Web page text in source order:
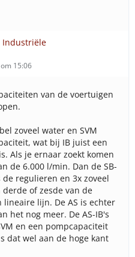
Industriële
15:06
van de voertuigen
zoveel water en SVM
wat bij IB juist een
Als je ernaar zoekt komen
de 6.000 l/min. Dan de SB-
de regulieren en 3x zoveel
of zesde van de
lijn. De AS is echter
het nog meer. De AS-IB's
en een pompcapaciteit
dat wel aan de hoge kant